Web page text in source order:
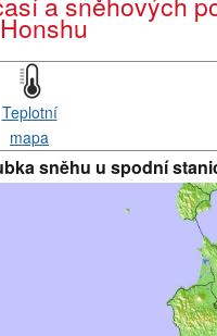
Teplotní
mapa
sněhu u spodní